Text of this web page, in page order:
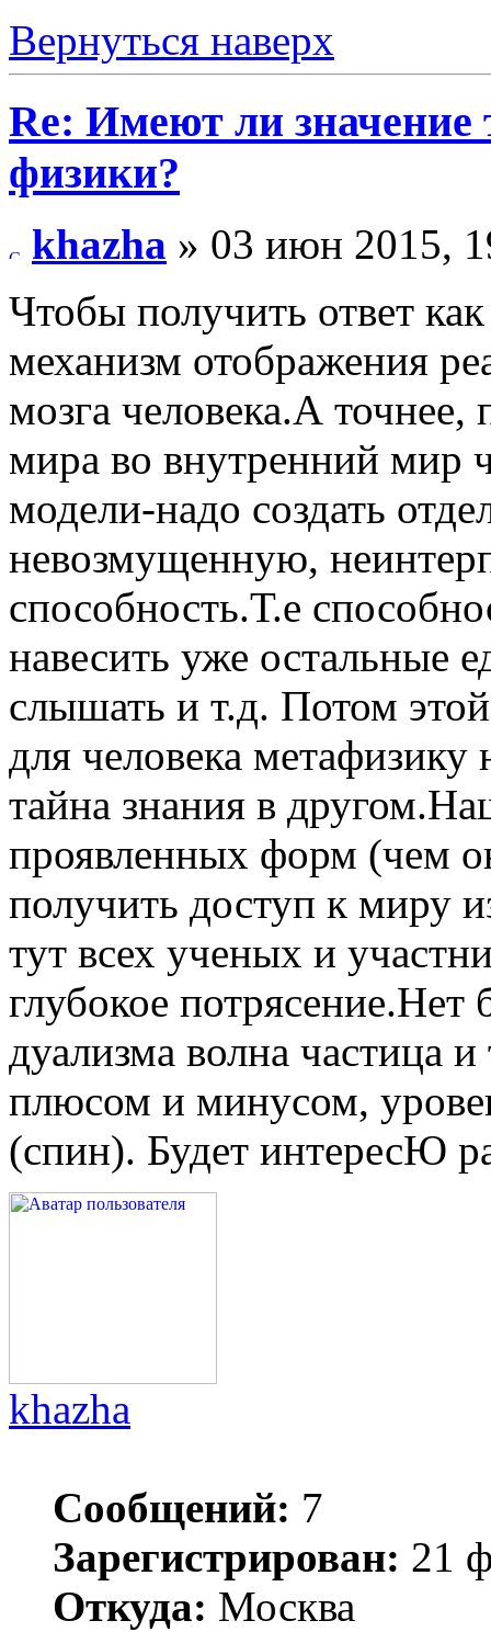
Вернуться наверх
Re: Имеют ли значение
физики?
khazha » 03 июн 2015,
Чтобы получить ответ
механизм отображения
мозга человека.А точнее,
мира во внутренний мир
модели-надо создать
невозмущенную,
способность.Т.е
навесить уже остальные
слышать и т.д. Потом
для человека
тайна знания в
проявленных форм (чем
получить доступ к миру
тут всех ученых и
глубокое
дуализма волна частица
плюсом и минусом,
(спин). Будет интересЮ
khazha
Сообщений: 7
Зарегистрирован: 21
Откуда: Москва